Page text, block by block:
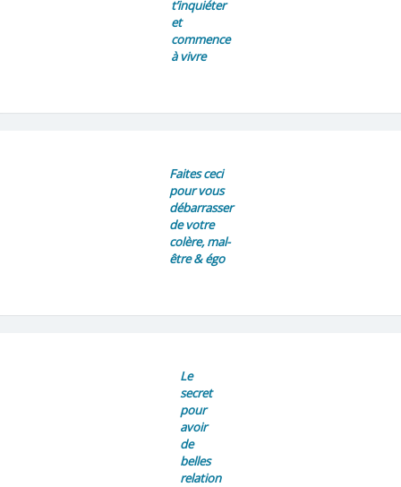
t’inquiéter
et
commence
à vivre
Faites ceci
pour vous
débarrasser
de votre
colère, mal-
être & égo
Le
secret
pour
avoir
de
belles
relation